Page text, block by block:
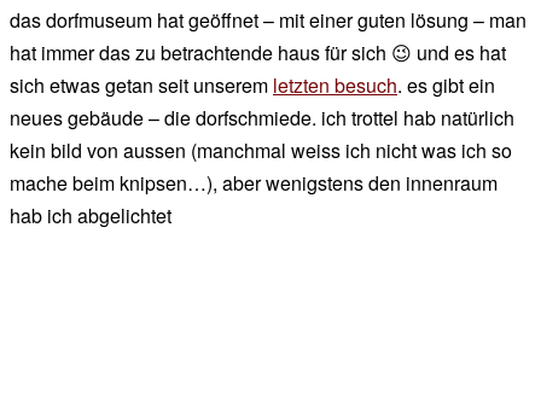
das dorfmuseum hat geöffnet – mit einer guten lösung – man
hat immer das zu betrachtende haus für sich 😉 und es hat
sich etwas getan seit unserem letzten besuch. es gibt ein
neues gebäude – die dorfschmiede. ich trottel hab natürlich
kein bild von aussen (manchmal weiss ich nicht was ich so
mache beim knipsen…), aber wenigstens den innenraum
hab ich abgelichtet